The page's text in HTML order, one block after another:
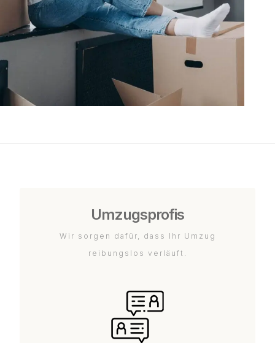
Umzugsprofis
Wir sorgen dafür, dass Ihr Umzug
reibungslos verläuft.